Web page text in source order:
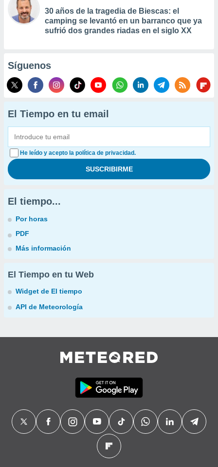
30 años de la tragedia de Biescas: el
camping se levantó en un barranco que ya
sufrió dos grandes riadas en el siglo XX
Síguenos
El Tiempo en tu email
He leído y acepto la política de privacidad.
El tiempo...
Por horas
PDF
Más información
El Tiempo en tu Web
Widget de El tiempo
API de Meteorología